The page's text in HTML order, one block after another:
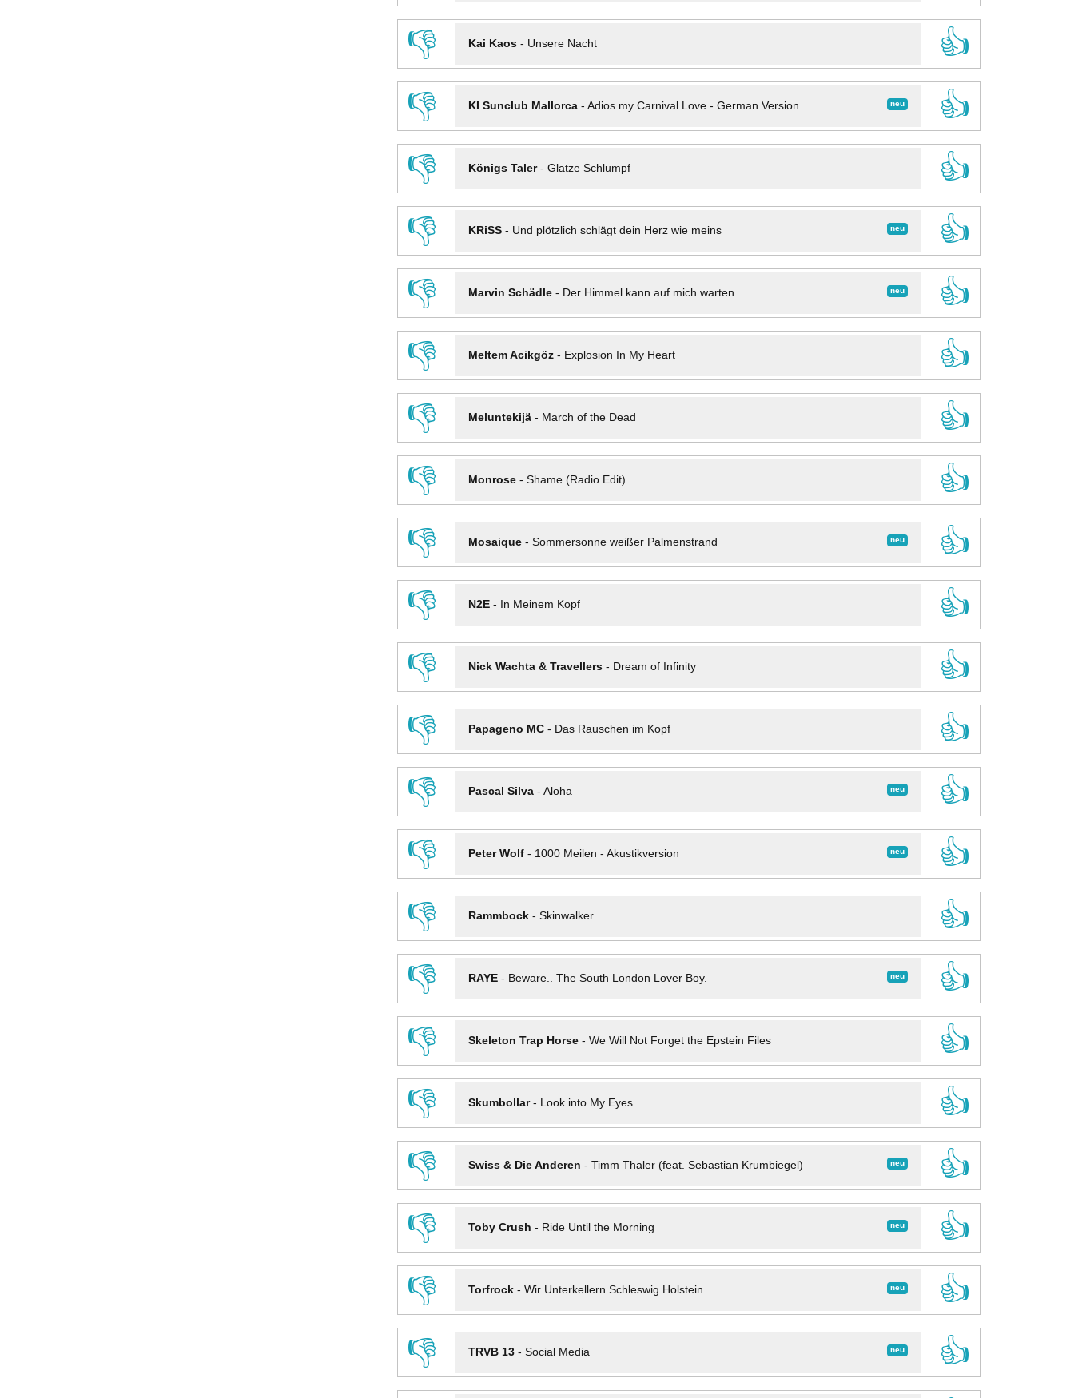
👎
Kai Kaos- Unsere Nacht
👍
👎
neu
KI Sunclub Mallorca- Adios my Carnival Love - German Version
👍
👎
Königs Taler- Glatze Schlumpf
👍
👎
neu
KRiSS- Und plötzlich schlägt dein Herz wie meins
👍
👎
neu
Marvin Schädle- Der Himmel kann auf mich warten
👍
👎
Meltem Acikgöz- Explosion In My Heart
👍
👎
Meluntekijä- March of the Dead
👍
👎
Monrose- Shame (Radio Edit)
👍
👎
neu
Mosaique- Sommersonne weißer Palmenstrand
👍
👎
N2E- In Meinem Kopf
👍
👎
Nick Wachta & Travellers- Dream of Infinity
👍
👎
Papageno MC- Das Rauschen im Kopf
👍
👎
neu
Pascal Silva- Aloha
👍
👎
neu
Peter Wolf- 1000 Meilen - Akustikversion
👍
👎
Rammbock- Skinwalker
👍
👎
neu
RAYE- Beware.. The South London Lover Boy.
👍
👎
Skeleton Trap Horse- We Will Not Forget the Epstein Files
👍
👎
Skumbollar- Look into My Eyes
👍
👎
neu
Swiss & Die Anderen - Timm Thaler (feat. Sebastian Krumbiegel)
👍
👎
neu
Toby Crush - Ride Until the Morning
👍
👎
neu
Torfrock- Wir Unterkellern Schleswig Holstein
👍
👎
neu
TRVB 13- Social Media
👍